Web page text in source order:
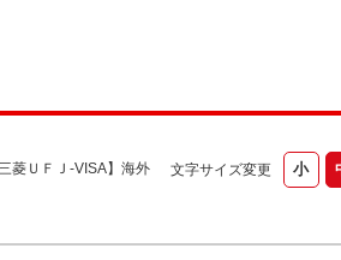
文字サイズ変更
三菱ＵＦＪ-VISA】海外